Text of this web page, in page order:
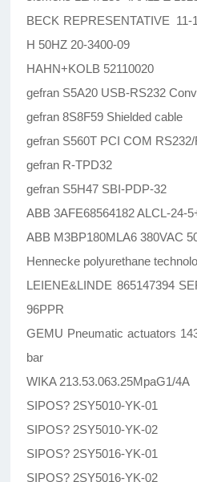
BECK REPRESENTATIVE 11-
H 50HZ 20-3400-09
HAHN+KOLB 52110020
gefran S5A20 USB-RS232
gefran 8S8F59 Shielded cable
gefran S560T PCI COM
gefran R-TPD32
gefran S5H47 SBI-PDP-32
ABB 3AFE68564182 ALCL-24-
ABB M3BP180MLA6 380VAC
Hennecke polyurethane
LEIENE&LINDE 865147394
96PPR
GEMU Pneumatic actuators
bar
WIKA 213.53.063.25MpaG1/4A
SIPOS? 2SY5010-YK-01
SIPOS? 2SY5010-YK-02
SIPOS? 2SY5016-YK-01
SIPOS? 2SY5016-YK-02